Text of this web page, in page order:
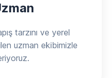
tarzını ve yerel
uzman ekibimizle